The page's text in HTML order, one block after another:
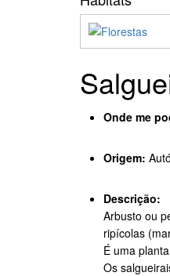
Onde me
Origem:
Descrição:
Arbusto ou
ripícolas
É uma
Os